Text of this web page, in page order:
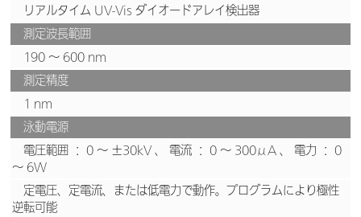
リアルタイム UV-Vis ダイオードアレイ検出器
測定波長範囲
190 ～ 600 nm
測定精度
1 nm
泳動電源
電圧範囲 ： 0 ～ ±30kV 、 電流 ： 0 ～ 300μA 、 電力 ： 0
～ 6W
定電圧、定電流、または低電力で動作。プログラムにより極性
逆転可能